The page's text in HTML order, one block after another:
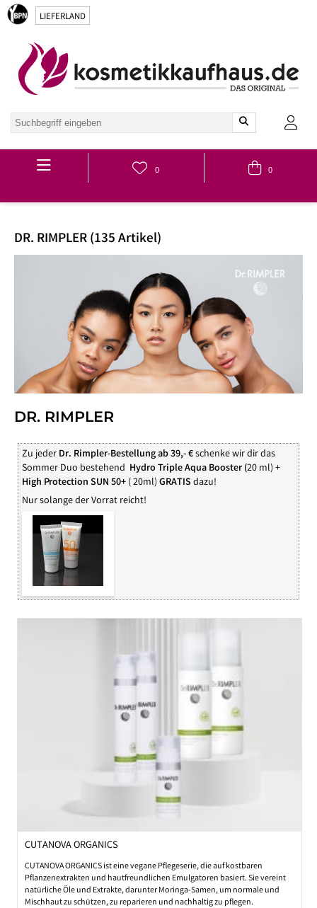
LIEFERLAND
Hauptmenü
0 0
DR. RIMPLER (135 Artikel)
DR. RIMPLER
Zu jeder Dr. Rimpler-Bestellung ab 39,- €schenke wir dir das
Sommer Duo bestehend Hydro Triple Aqua Booster (20 ml) +
High Protection SUN 50+ ( 20ml) GRATIS dazu!
Nur solange der Vorrat reicht!
Hygge
Das Gute des Lebens mit den Liebsten genießen, Gemütlichkeit und eine
herzliche Atmosphäre: all das beinhaltethyggeals Kernbestandteil der
dänischen Tradition und Lebensweise!